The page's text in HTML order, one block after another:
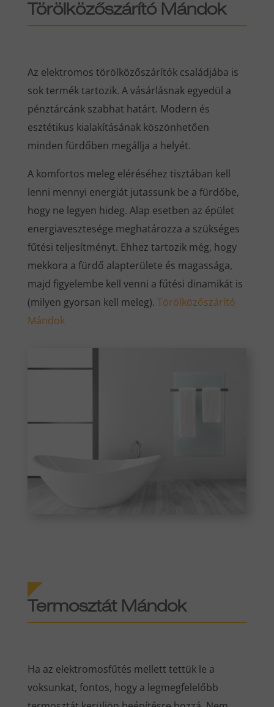
Törölközőszárító Mándok
Az elektromos törölközőszárítók családjába is
sok termék tartozik. A vásárlásnak egyedül a
pénztárcánk szabhat határt. Modern és
esztétikus kialakításának köszönhetően
minden fürdőben megállja a helyét.
A komfortos meleg eléréséhez tisztában kell
lenni mennyi energiát jutassunk be a fürdőbe,
hogy ne legyen hideg. Alap esetben az épület
energiavesztesége meghatározza a szükséges
fűtési teljesítményt. Ehhez tartozik még, hogy
mekkora a fürdő alapterülete és magassága,
majd figyelembe kell venni a fűtési dinamikát is
(milyen gyorsan kell meleg). Törölközőszárító
Mándok
Termosztát Mándok
Ha az elektromosfűtés mellett tettük le a
voksunkat, fontos, hogy a legmegfelelőbb